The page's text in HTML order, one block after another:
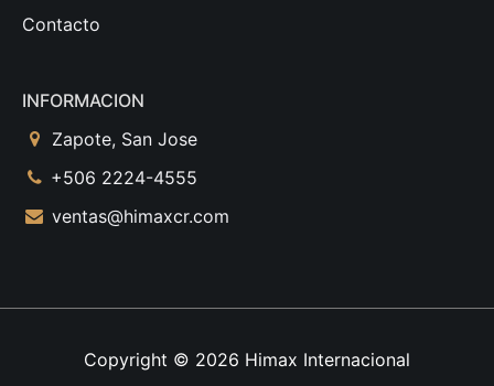
Contacto
INFORMACION
Zapote, San Jose
+506 2224-4555
ventas@himaxcr.com
Copyright © 2026 Himax Internacional